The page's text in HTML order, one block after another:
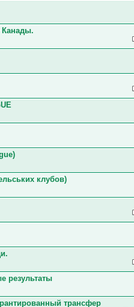
клубов)
результаты
трансфер